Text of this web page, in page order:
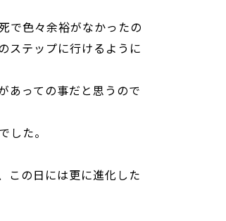
で色々余裕がなかったの
ステップに行けるように
あっての事だと思うので
した。
この日には更に進化した